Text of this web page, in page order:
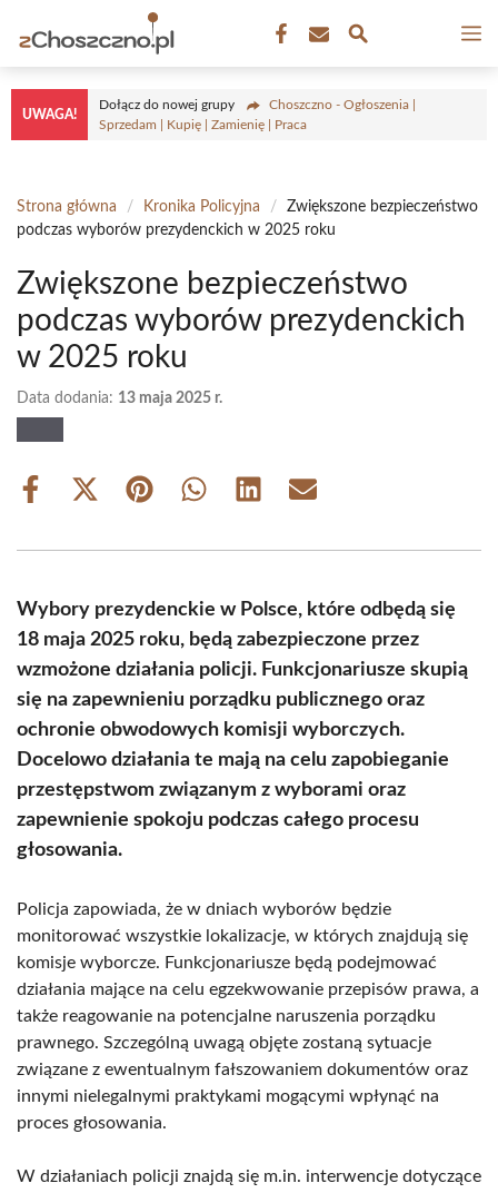
treści
UWAGA!
Dołącz do nowej grupy
Choszczno - Ogłoszenia |
Sprzedam | Kupię | Zamienię | Praca
Strona główna / Kronika Policyjna /
Zwiększone bezpieczeństwo
podczas wyborów prezydenckich w 2025 roku
Zwiększone bezpieczeństwo
podczas wyborów prezydenckich
w 2025 roku
Data dodania: 13 maja 2025 r.
Share
Share
(Twitter)
Share Share Share Share
Wybory prezydenckie w Polsce, które odbędą się
18 maja 2025 roku, będą zabezpieczone przez
wzmożone działania policji. Funkcjonariusze skupią
się na zapewnieniu porządku publicznego oraz
ochronie obwodowych komisji wyborczych.
Docelowo działania te mają na celu zapobieganie
przestępstwom związanym z wyborami oraz
zapewnienie spokoju podczas całego procesu
głosowania.
Policja zapowiada, że w dniach wyborów będzie
monitorować wszystkie lokalizacje, w których znajdują się
komisje wyborcze. Funkcjonariusze będą podejmować
działania mające na celu egzekwowanie przepisów prawa, a
także reagowanie na potencjalne naruszenia porządku
prawnego. Szczególną uwagą objęte zostaną sytuacje
związane z ewentualnym fałszowaniem dokumentów oraz
innymi nielegalnymi praktykami mogącymi wpłynąć na
proces głosowania.
W działaniach policji znajdą się m.in. interwencje dotyczące